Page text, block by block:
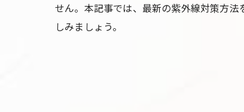
せん。本記事では、最新の紫外線対策方
しみましょう。